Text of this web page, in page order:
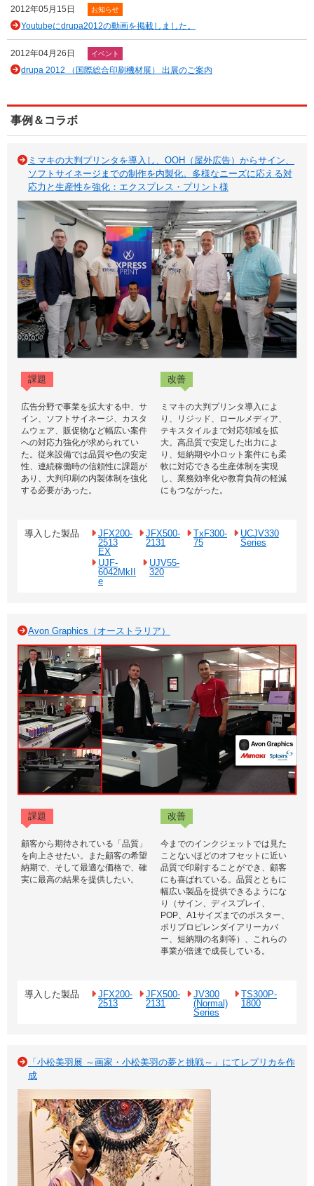
2012年05月15日 お知らせ
Youtubeにdrupa2012の動画を掲載しました。
2012年04月26日 イベント
drupa 2012 （国際総合印刷機材展） 出展のご案内
事例＆コラボ
ミマキの大判プリンタを導入し、OOH（屋外広告）からサイン、
ソフトサイネージまでの制作を内製化。多様なニーズに応える対
応力と生産性を強化：エクスプレス・プリント様
課題 改善
広告分野で事業を拡大する中、サ
イン、ソフトサイネージ、カスタ
ムウェア、販促物など幅広い案件
への対応力強化が求められてい
た。従来設備では品質や色の安定
性、連続稼働時の信頼性に課題が
あり、大判印刷の内製体制を強化
する必要があった。
ミマキの大判プリンタ導入によ
り、リジッド、ロールメディア、
テキスタイルまで対応領域を拡
大。高品質で安定した出力によ
り、短納期や小ロット案件にも柔
軟に対応できる生産体制を実現
し、業務効率化や教育負荷の軽減
にもつながった。
導入した製品
JFX200-
2513
EX
JFX500-
2131
TxF300-
75
UCJV330
Series
UJF-
6042MkII
e
UJV55-
320
Avon Graphics（オーストラリア）
課題 改善
顧客から期待されている「品質」
を向上させたい。また顧客の希望
納期で、そして最適な価格で、確
実に最高の結果を提供したい。
今までのインクジェットでは見た
ことないほどのオフセットに近い
品質で印刷することができ、顧客
にも喜ばれている。品質とともに
幅広い製品を提供できるようにな
り（サイン、ディスプレイ、
POP、A1サイズまでのポスター、
ポリプロピレンダイアリーカバ
ー、短納期の名刺等）、これらの
事業が倍速で成長している。
導入した製品
JFX200-
2513
JFX500-
2131
JV300
(Normal)
Series
TS300P-
1800
「小松美羽展 ～画家・小松美羽の夢と挑戦～」にてレプリカを作
成